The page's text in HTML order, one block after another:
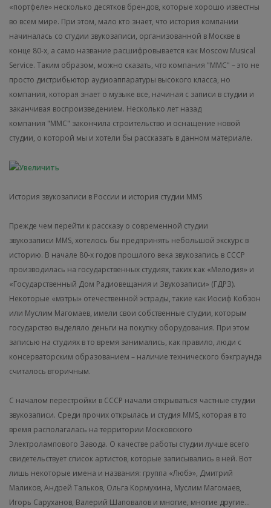
«портфеле» несколько десятков брендов, которые хорошо известны
во всем мире. При этом, мало кто знает, что история компании
начиналась со студии звукозаписи, организованной в Москве в
конце 80-х, а само название расшифровывается как Moscow Musical
Service. Таким образом, можно сказать, что компания "ММС" – это не
просто дистрибьютор аудиоаппаратуры высокого класса, но
компания, которая знает о музыке все, начиная с записи в студии и
заканчивая воспроизведением. Несколько лет назад
компания "ММС" закончила строительство и оснащение новой
студии, о которой мы и хотели бы рассказать в данном материале.
История звукозаписи в России и история студии MMS
Прежде чем перейти к рассказу о современной студии
звукозаписи MMS, хотелось бы предпринять небольшой экскурс в
историю. В начале 80-х годов прошлого века звукозапись в СССР
производилась на государственных студиях, таких как «Мелодия» и
«Государственный Дом Радиовещания и Звукозаписи» (ГДРЗ).
Некоторые «мэтры» отечественной эстрады, такие как Иосиф Кобзон
или Муслим Магомаев, имели свои собственные студии, которым
государство выделяло деньги на покупку оборудования. При этом
записью на студиях в то время занимались, как правило, люди с
консерваторским образованием – наличие технического бэкграунда
считалось вторичным.
С началом перестройки в СССР начали открываться частные студии
звукозаписи. Среди прочих открылась и студия MMS, которая в то
время располагалась на территории Московского
Электролампового Завода. О качестве работы студии лучше всего
свидетельствует список артистов, которые записывались в ней. Вот
лишь некоторые имена и названия: группа «Любэ», Дмитрий
Маликов, Андрей Тальков, Ольга Кормухина, Муслим Магомаев,
Игорь Саруханов, Валерий Шаповалов и многие, многие другие…